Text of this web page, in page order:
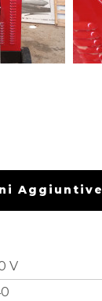
Aggiuntive
V